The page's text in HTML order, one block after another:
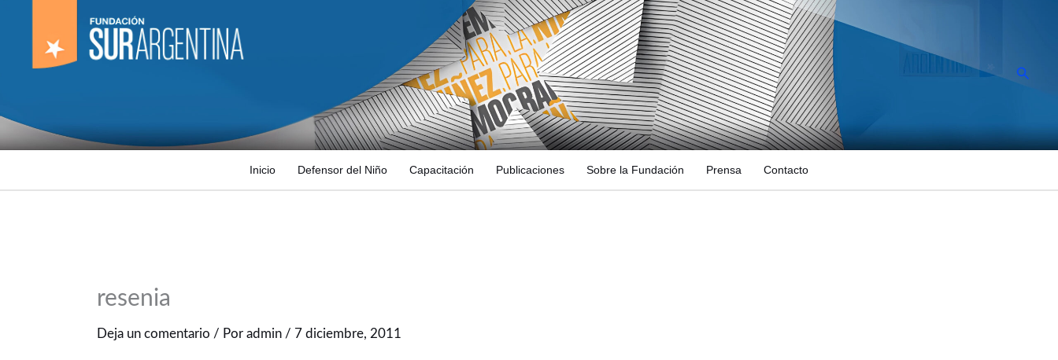
contenido
Buscar
Inicio Defensor del Niño Capacitación Publicaciones Sobre la Fundación Prensa Contacto
resenia
Deja un comentario / Por admin / 7 diciembre, 2011